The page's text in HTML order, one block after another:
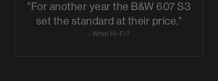
"For another year the B&W 607 S3
set the standard at their price."
- What Hi-Fi?